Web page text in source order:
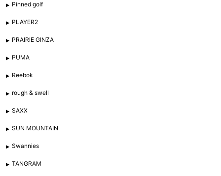
Pinned golf
PLAYER2
PRAIRIE GINZA
PUMA
Reebok
rough & swell
SAXX
SUN MOUNTAIN
Swannies
TANGRAM